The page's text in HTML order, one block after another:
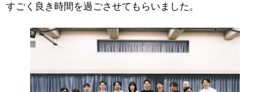
すごく良き時間を過ごさせてもらいました。